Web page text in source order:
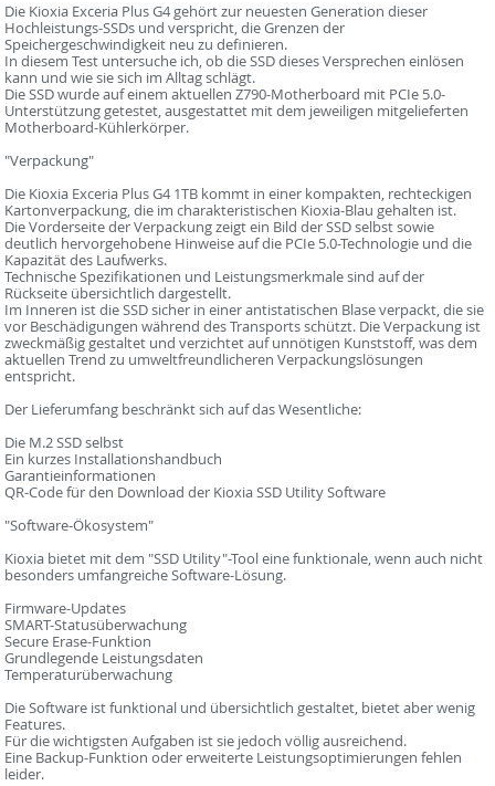
Die Kioxia Exceria Plus G4 gehört zur neuesten Generation dieser
Hochleistungs-SSDs und verspricht, die Grenzen der
Speichergeschwindigkeit neu zu definieren.
In diesem Test untersuche ich, ob die SSD dieses Versprechen einlösen
kann und wie sie sich im Alltag schlägt.
Die SSD wurde auf einem aktuellen Z790-Motherboard mit PCIe 5.0-
Unterstützung getestet, ausgestattet mit dem jeweiligen mitgelieferten
Motherboard-Kühlerkörper.
"Verpackung"
Die Kioxia Exceria Plus G4 1TB kommt in einer kompakten, rechteckigen
Kartonverpackung, die im charakteristischen Kioxia-Blau gehalten ist.
Die Vorderseite der Verpackung zeigt ein Bild der SSD selbst sowie
deutlich hervorgehobene Hinweise auf die PCIe 5.0-Technologie und die
Kapazität des Laufwerks.
Technische Spezifikationen und Leistungsmerkmale sind auf der
Rückseite übersichtlich dargestellt.
Im Inneren ist die SSD sicher in einer antistatischen Blase verpackt, die sie
vor Beschädigungen während des Transports schützt. Die Verpackung ist
zweckmäßig gestaltet und verzichtet auf unnötigen Kunststoff, was dem
aktuellen Trend zu umweltfreundlicheren Verpackungslösungen
entspricht.
Der Lieferumfang beschränkt sich auf das Wesentliche:
Die M.2 SSD selbst
Ein kurzes Installationshandbuch
Garantieinformationen
QR-Code für den Download der Kioxia SSD Utility Software
"Software-Ökosystem"
Kioxia bietet mit dem "SSD Utility"-Tool eine funktionale, wenn auch nicht
besonders umfangreiche Software-Lösung.
Firmware-Updates
SMART-Statusüberwachung
Secure Erase-Funktion
Grundlegende Leistungsdaten
Temperaturüberwachung
Die Software ist funktional und übersichtlich gestaltet, bietet aber wenig
Features.
Für die wichtigsten Aufgaben ist sie jedoch völlig ausreichend.
Eine Backup-Funktion oder erweiterte Leistungsoptimierungen fehlen
leider.